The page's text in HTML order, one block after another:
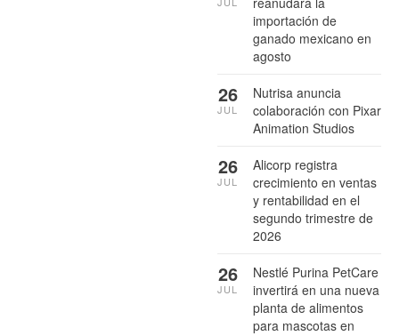
importación de
ganado mexicano en
agosto
Nutrisa anuncia
colaboración con Pixar
Animation Studios
26
JUL
Alicorp registra
crecimiento en ventas
y rentabilidad en el
segundo trimestre de
2026
26
JUL
Nestlé Purina PetCare
invertirá en una nueva
planta de alimentos
para mascotas en
26
JUL